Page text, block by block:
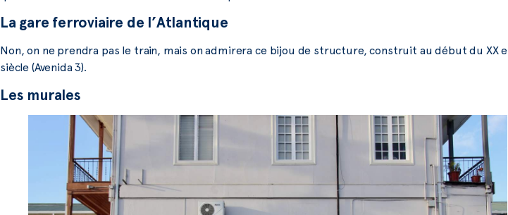
La gare ferroviaire de l’Atlantique
Non, on ne prendra pas le train, mais on admirera ce bijou de structure, construit au début du XX e
siècle (Avenida 3).
Les murales